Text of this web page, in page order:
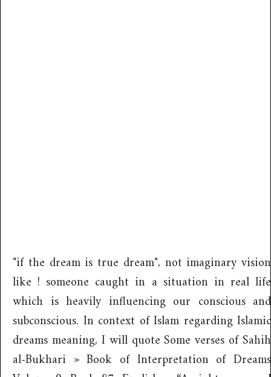
"if the dream is true dream", not imaginary vision
like ! someone caught in a situation in real life
which is heavily influencing our conscious and
subconscious. In context of Islam regarding Islamic
dreams meaning, I will quote Some verses of Sahih
al-Bukhari » Book of Interpretation of Dreams